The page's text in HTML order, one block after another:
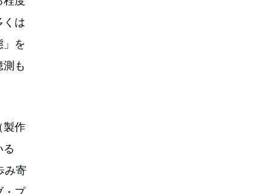
くは
」を
測も
製作
る
み寄